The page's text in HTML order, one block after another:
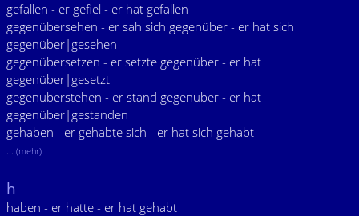
gefallen - er gefiel - er hat gefallen
gegenübersehen - er sah sich gegenüber - er hat sich
gegenüber|gesehen
gegenübersetzen - er setzte gegenüber - er hat
gegenüber|gesetzt
gegenüberstehen - er stand gegenüber - er hat
gegenüber|gestanden
gehaben - er gehabte sich - er hat sich gehabt
... (mehr)
h
haben - er hatte - er hat gehabt